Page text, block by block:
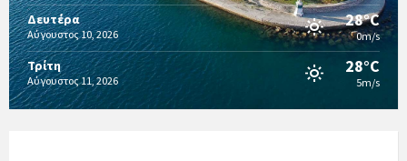
Δευτέρα
Αύγουστος 10, 2026
28°C
0m/s
Τρίτη
Αύγουστος 11, 2026
28°C
5m/s